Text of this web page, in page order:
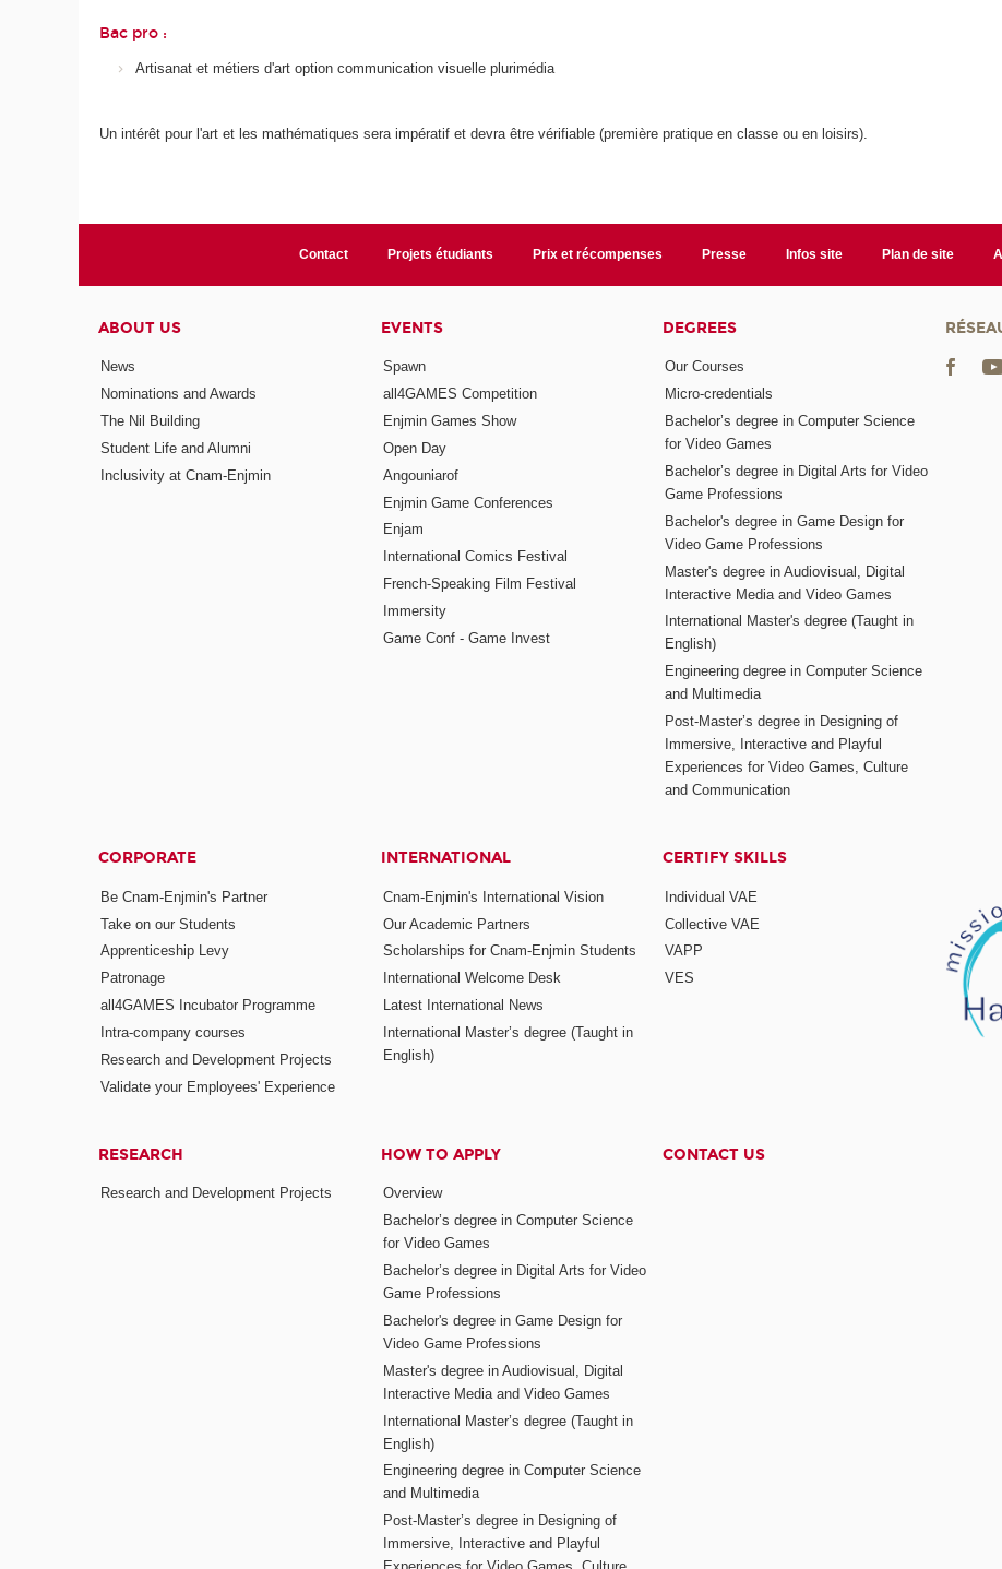
Bac pro :
Artisanat et métiers d'art option communication visuelle plurimédia
Un intérêt pour l'art et les mathématiques sera impératif et devra être vérifiable (première pratique en classe ou en loisirs).
Contact Projets étudiants Prix et récompenses Presse Infos site Plan de site
ABOUT US
News
Nominations and Awards
The Nil Building
Student Life and Alumni
Inclusivity at Cnam-Enjmin
EVENTS
Spawn
all4GAMES Competition
Enjmin Games Show
Open Day
Angouniarof
Enjmin Game Conferences
Enjam
International Comics Festival
French-Speaking Film Festival
Immersity
Game Conf - Game Invest
DEGREES
Our Courses
Micro-credentials
Bachelor’s degree in Computer Science
for Video Games
Bachelor’s degree in Digital Arts for Video
Game Professions
Bachelor's degree in Game Design for
Video Game Professions
Master's degree in Audiovisual, Digital
Interactive Media and Video Games
International Master's degree (Taught in
English)
Engineering degree in Computer Science
and Multimedia
Post-Master’s degree in Designing of
Immersive, Interactive and Playful
Experiences for Video Games, Culture
and Communication
CORPORATE
Be Cnam-Enjmin's Partner
Take on our Students
Apprenticeship Levy
Patronage
all4GAMES Incubator Programme
Intra-company courses
Research and Development Projects
Validate your Employees' Experience
INTERNATIONAL
Cnam-Enjmin's International Vision
Our Academic Partners
Scholarships for Cnam-Enjmin Students
International Welcome Desk
Latest International News
International Master’s degree (Taught in
English)
CERTIFY SKILLS
Individual VAE
Collective VAE
VAPP
VES
RESEARCH
Research and Development Projects
HOW TO APPLY
Overview
Bachelor’s degree in Computer Science
for Video Games
Bachelor’s degree in Digital Arts for Video
Game Professions
Bachelor's degree in Game Design for
Video Game Professions
Master's degree in Audiovisual, Digital
Interactive Media and Video Games
International Master’s degree (Taught in
English)
Engineering degree in Computer Science
and Multimedia
Post-Master’s degree in Designing of
Immersive, Interactive and Playful
CONTACT US